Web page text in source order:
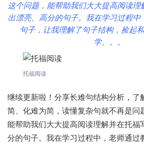
这个问题，能帮助我们大大提高阅读
出漂亮、高分的句子。我在学习过程中
句子，让我理解了句子结构，捡起
学。。 。
托福阅读
继续更新啦！分享长难句结构分析，了
简、化难为简，读懂复杂句就不再是问
能帮助我们大大提高阅读理解并在托福
分的句子。我在学习过程中，老师通过